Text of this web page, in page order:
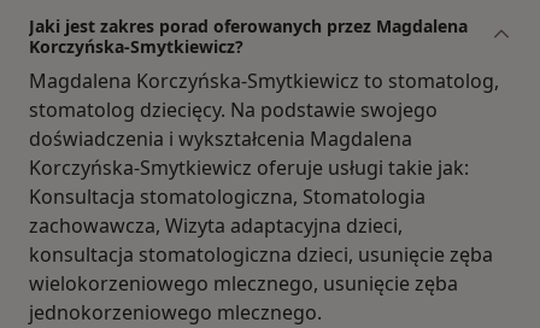
Jaki jest zakres porad oferowanych przez Magdalena
Korczyńska-Smytkiewicz?
Magdalena Korczyńska-Smytkiewicz to stomatolog,
stomatolog dziecięcy. Na podstawie swojego
doświadczenia i wykształcenia Magdalena
Korczyńska-Smytkiewicz oferuje usługi takie jak:
Konsultacja stomatologiczna, Stomatologia
zachowawcza, Wizyta adaptacyjna dzieci,
konsultacja stomatologiczna dzieci, usunięcie zęba
wielokorzeniowego mlecznego, usunięcie zęba
jednokorzeniowego mlecznego.